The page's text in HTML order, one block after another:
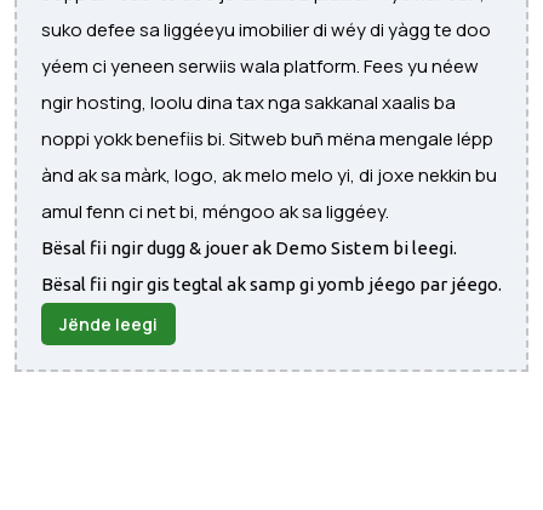
suko defee sa liggéeyu imobilier di wéy di yàgg te doo
yéem ci yeneen serwiis wala platform. Fees yu néew
ngir hosting, loolu dina tax nga sakkanal xaalis ba
noppi yokk benefiis bi. Sitweb buñ mëna mengale lépp
ànd ak sa màrk, logo, ak melo melo yi, di joxe nekkin bu
amul fenn ci net bi, méngoo ak sa liggéey.
Bësal fii ngir dugg & jouer ak Demo Sistem bi leegi.
Bësal fii ngir gis tegtal ak samp gi yomb jéego par jéego.
Jënde leegi